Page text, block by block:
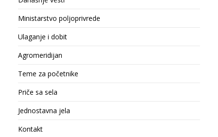
Ministarstvo poljoprivrede
Ulaganje i dobit
Agromeridijan
Teme za početnike
Priče sa sela
Jednostavna jela
Kontakt